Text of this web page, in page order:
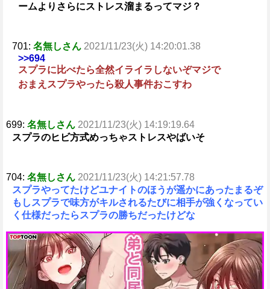
ームよりさらにストレス溜まるってマジ？
701: 名無しさん 2021/11/23(火) 14:20:01.38
>>694
スプラに比べたら全然イライラしないぞマジで
おまえスプラやったら殺人事件おこすわ
699: 名無しさん 2021/11/23(火) 14:19:19.64
スプラのヒビ方式めっちゃストレスやばいそ
704: 名無しさん 2021/11/23(火) 14:21:57.78
スプラやってたけどユナイトのほうが遥かにあったまるぞ
もしスプラで味方がキルされるたびに相手が強くなってい
く仕様だったらスプラの勝ちだったけどな